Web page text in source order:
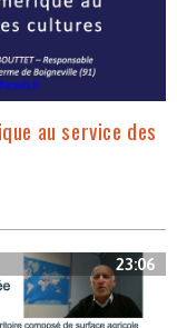
au service des
23:06